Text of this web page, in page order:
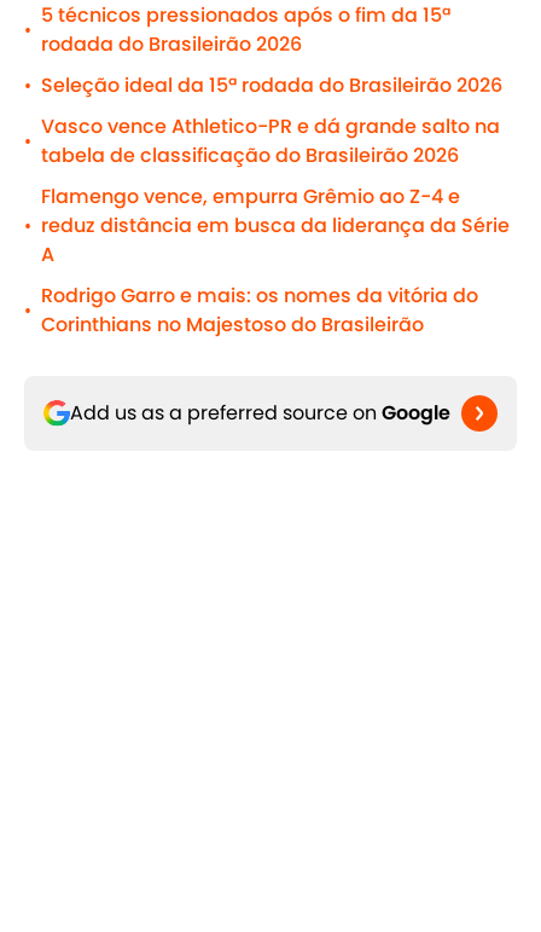
•
5 técnicos pressionados após o fim da 15ª
rodada do Brasileirão 2026
• Seleção ideal da 15ª rodada do Brasileirão 2026
•
Vasco vence Athletico-PR e dá grande salto na
tabela de classificação do Brasileirão 2026
•
Flamengo vence, empurra Grêmio ao Z-4 e
reduz distância em busca da liderança da Série
A
•
Rodrigo Garro e mais: os nomes da vitória do
Corinthians no Majestoso do Brasileirão
Add us as a preferred source on Google